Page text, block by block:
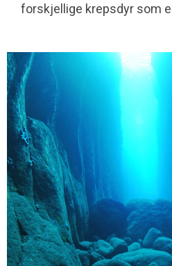
forskjellige krepsdyr som